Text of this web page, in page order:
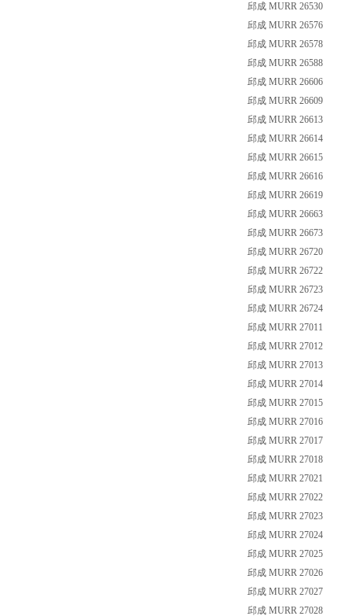
邱成 MURR 26530
邱成 MURR 26576
邱成 MURR 26578
邱成 MURR 26588
邱成 MURR 26606
邱成 MURR 26609
邱成 MURR 26613
邱成 MURR 26614
邱成 MURR 26615
邱成 MURR 26616
邱成 MURR 26619
邱成 MURR 26663
邱成 MURR 26673
邱成 MURR 26720
邱成 MURR 26722
邱成 MURR 26723
邱成 MURR 26724
邱成 MURR 27011
邱成 MURR 27012
邱成 MURR 27013
邱成 MURR 27014
邱成 MURR 27015
邱成 MURR 27016
邱成 MURR 27017
邱成 MURR 27018
邱成 MURR 27021
邱成 MURR 27022
邱成 MURR 27023
邱成 MURR 27024
邱成 MURR 27025
邱成 MURR 27026
邱成 MURR 27027
邱成 MURR 27028